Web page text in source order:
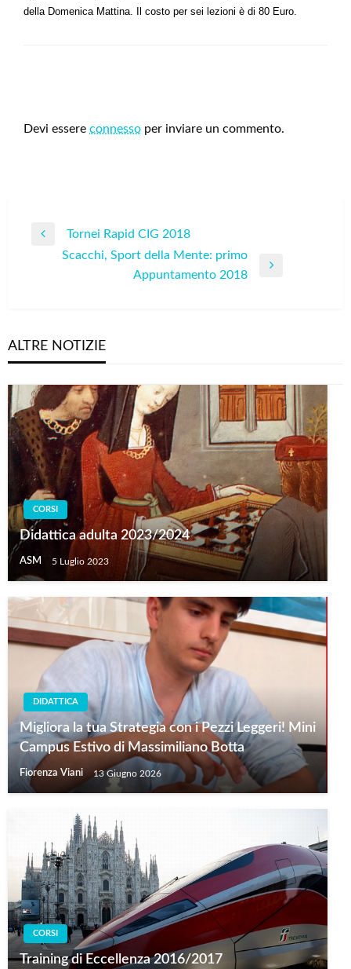
della Domenica Mattina. Il costo per sei lezioni è di 80 Euro.
Devi essere connesso per inviare un commento.
Navigazione
articoli
Tornei Rapid CIG 2018
Scacchi, Sport della Mente: primo
Appuntamento 2018
ALTRE NOTIZIE
CORSI
Didattica adulta 2023/2024
ASM 5 Luglio 2023
DIDATTICA
Migliora la tua Strategia con i Pezzi Leggeri! Mini
Campus Estivo di Massimiliano Botta
Fiorenza Viani 13 Giugno 2026
CORSI
Training di Eccellenza 2016/2017